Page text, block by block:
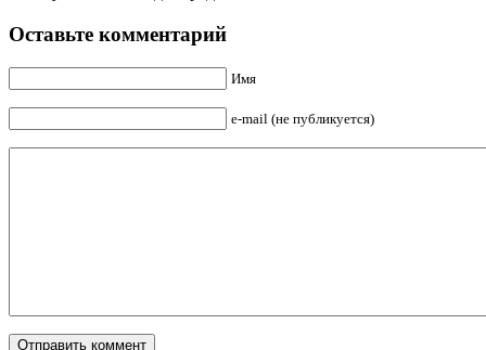
Оставьте комментарий
Имя
e-mail (не публикуется)